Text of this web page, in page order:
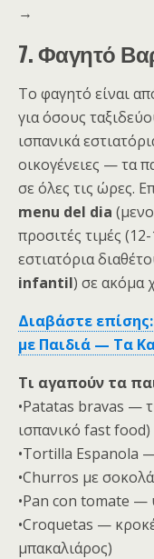
→
7. Φαγητό
Το φαγητό είναι
για όσους
ισπανικά
οικογένειες — τα
σε όλες τις ώρες.
menu del dia
προσιτές τιμές
εστιατόρια
infantil) σε ακόμα
Διαβάστε
με Παιδιά — Τα
Τι αγαπούν τα
•Patatas bravas —
ισπανικό fast food)
•Tortilla Espanola
•Churros με
•Pan con tomate —
•Croquetas —
μπακαλιάρος)